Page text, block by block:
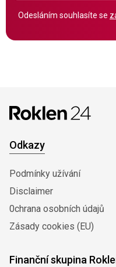
Odesláním souhlasíte se
Odkazy
Podmínky užívání
Disclaimer
0chrana osobních údajů
Zásady cookies (EU)
Finanční skupina